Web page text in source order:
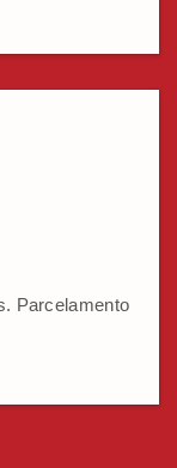
Parcelamento